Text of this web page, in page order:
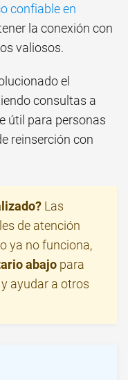
confiable en
la conexión con
valiosos.
el
consultas a
útil para personas
reinserción con
Las
de atención
ya no funciona,
abajo para
ayudar a otros